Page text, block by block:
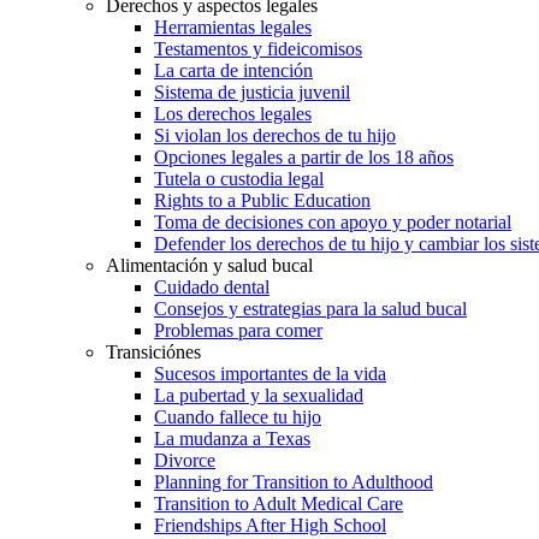
Derechos y aspectos legales
Herramientas legales
Testamentos y fideicomisos
La carta de intención
Sistema de justicia juvenil
Los derechos legales
Si violan los derechos de tu hijo
Opciones legales a partir de los 18 años
Tutela o custodia legal
Rights to a Public Education
Toma de decisiones con apoyo y poder notarial
Defender los derechos de tu hijo y cambiar los
Alimentación y salud bucal
Cuidado dental
Consejos y estrategias para la salud bucal
Problemas para comer
Transiciónes
Sucesos importantes de la vida
La pubertad y la sexualidad
Cuando fallece tu hijo
La mudanza a Texas
Divorce
Planning for Transition to Adulthood
Transition to Adult Medical Care
Friendships After High School